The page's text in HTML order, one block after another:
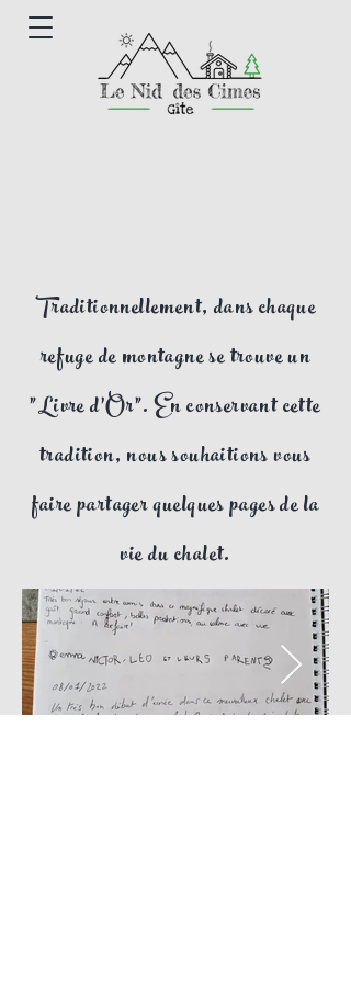
Traditionnellement, dans chaque
refuge de montagne se trouve un
"Livre d'Or". En conservant cette
tradition, nous souhaitions vous
faire partager quelques pages de la
vie du chalet.